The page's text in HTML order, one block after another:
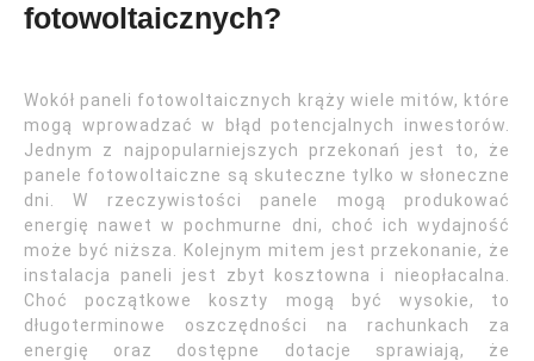
fotowoltaicznych?
Wokół paneli fotowoltaicznych krąży wiele mitów, które
mogą wprowadzać w błąd potencjalnych inwestorów.
Jednym z najpopularniejszych przekonań jest to, że
panele fotowoltaiczne są skuteczne tylko w słoneczne
dni. W rzeczywistości panele mogą produkować
energię nawet w pochmurne dni, choć ich wydajność
może być niższa. Kolejnym mitem jest przekonanie, że
instalacja paneli jest zbyt kosztowna i nieopłacalna.
Choć początkowe koszty mogą być wysokie, to
długoterminowe oszczędności na rachunkach za
energię oraz dostępne dotacje sprawiają, że